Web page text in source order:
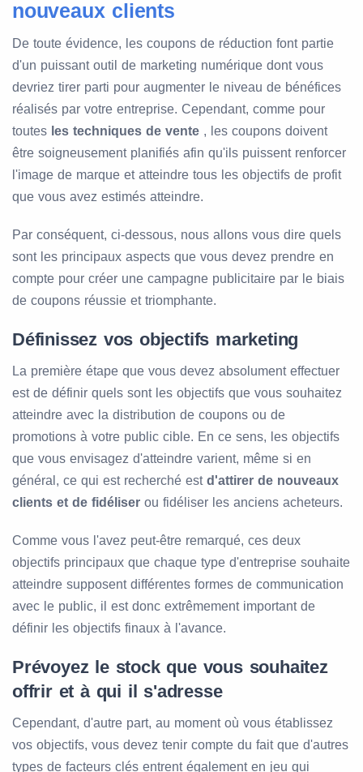
nouveaux clients
De toute évidence, les coupons de réduction font partie
d'un puissant outil de marketing numérique dont vous
devriez tirer parti pour augmenter le niveau de bénéfices
réalisés par votre entreprise. Cependant, comme pour
toutes les techniques de vente , les coupons doivent
être soigneusement planifiés afin qu'ils puissent renforcer
l'image de marque et atteindre tous les objectifs de profit
que vous avez estimés atteindre.
Par conséquent, ci-dessous, nous allons vous dire quels
sont les principaux aspects que vous devez prendre en
compte pour créer une campagne publicitaire par le biais
de coupons réussie et triomphante.
Définissez vos objectifs marketing
La première étape que vous devez absolument effectuer
est de définir quels sont les objectifs que vous souhaitez
atteindre avec la distribution de coupons ou de
promotions à votre public cible. En ce sens, les objectifs
que vous envisagez d'atteindre varient, même si en
général, ce qui est recherché est d'attirer de nouveaux
clients et de fidéliser ou fidéliser les anciens acheteurs.
Comme vous l'avez peut-être remarqué, ces deux
objectifs principaux que chaque type d'entreprise souhaite
atteindre supposent différentes formes de communication
avec le public, il est donc extrêmement important de
définir les objectifs finaux à l'avance.
Prévoyez le stock que vous souhaitez
offrir et à qui il s'adresse
Cependant, d'autre part, au moment où vous établissez
vos objectifs, vous devez tenir compte du fait que d'autres
types de facteurs clés entrent également en jeu qui